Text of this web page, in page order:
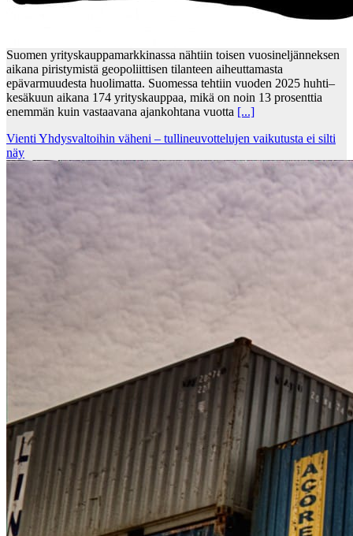
Suomen yrityskauppamarkkinassa nähtiin toisen vuosineljänneksen
aikana piristymistä geopoliittisen tilanteen aiheuttamasta
epävarmuudesta huolimatta. Suomessa tehtiin vuoden 2025 huhti–
kesäkuun aikana 174 yrityskauppaa, mikä on noin 13 prosenttia
enemmän kuin vastaavana ajankohtana vuotta [...]
Vienti Yhdysvaltoihin väheni – tullineuvottelujen vaikutusta ei silti
näy